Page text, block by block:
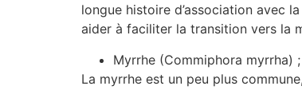
longue histoire d’association avec
aider à faciliter la transition vers la
Myrrhe (Commiphora myrrha) ;
La myrrhe est un peu plus